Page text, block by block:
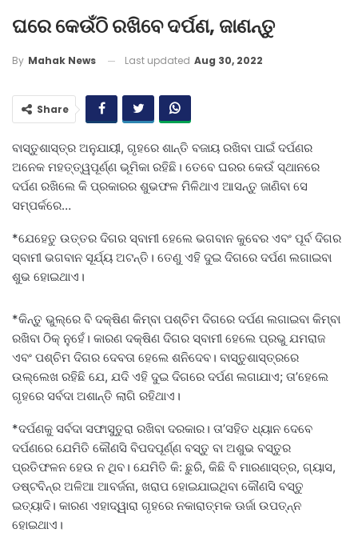
ଘରେ କେଉଁଠି ରଖିବେ ଦର୍ପଣ, ଜାଣନ୍ତୁ
By Mahak News Last updated Aug 30, 2022
Share
ବାସ୍ତୁଶାସ୍ତ୍ର ଅନୁଯାୟୀ, ଗୃହରେ ଶାନ୍ତି ବଜାୟ ରଖିବା ପାଇଁ ଦର୍ପଣର
ଅନେକ ମହତ୍ତ୍ୱପୂର୍ଣ୍ଣ ଭୂମିକା ରହିଛି। ତେବେ ଘରର କେଉଁ ସ୍ଥାନରେ
ଦର୍ପଣ ରଖିଲେ କି ପ୍ରକାରର ଶୁଭଫଳ ମିଳିଥାଏ ଆସନ୍ତୁ ଜାଣିବା ସେ
ସମ୍ପର୍କରେ…
*ଯେହେତୁ ଉତ୍ତର ଦିଗର ସ୍ବାମୀ ହେଲେ ଭଗବାନ କୁବେର ଏବଂ ପୂର୍ବ ଦିଗର
ସ୍ବାମୀ ଭଗବାନ ସୂର୍ଯ୍ୟ ଅଟନ୍ତି। ତେଣୁ ଏହି ଦୁଇ ଦିଗରେ ଦର୍ପଣ ଲଗାଇବା
ଶୁଭ ହୋଇଥାଏ।
*କିନ୍ତୁ ଭୁଲ୍‌ରେ ବି ଦକ୍ଷିଣ କିମ୍ବା ପଶ୍ଚିମ ଦିଗରେ ଦର୍ପଣ ଲଗାଇବା କିମ୍ବା
ରଖିବା ଠିକ୍‌ ନୁହେଁ। କାରଣ ଦକ୍ଷିଣ ଦିଗର ସ୍ବାମୀ ହେଲେ ପ୍ରଭୁ ଯମରାଜ
ଏବଂ ପଶ୍ଚିମ ଦିଗର ଦେବତା ହେଲେ ଶନିଦେବ। ବାସ୍ତୁଶାସ୍ତ୍ରରେ
ଉଲ୍ଲେଖ ରହିଛି ଯେ, ଯଦି ଏହି ଦୁଇ ଦିଗରେ ଦର୍ପଣ ଲଗାଯାଏ; ତା’ହେଲେ
ଗୃହରେ ସର୍ବଦା ଅଶାନ୍ତି ଲାଗି ରହିଥାଏ।
*ଦର୍ପଣକୁ ସର୍ବଦା ସଫାସୁତୁରା ରଖିବା ଦରକାର। ତା’ସହିତ ଧ୍ୟାନ ଦେବେ
ଦର୍ପଣରେ ଯେମିତି କୌଣସି ବିପଦପୂର୍ଣ୍ଣ ବସ୍ତୁ ବା ଅଶୁଭ ବସ୍ତୁର
ପ୍ରତିଫଳନ ହେଉ ନ ଥିବ। ଯେମିତି କି: ଛୁରି, କିଛି ବି ମାରଣାସ୍ତ୍ର, ଗ୍ୟାସ,
ଡଷ୍ଟବିନ୍‌ର ଅଳିଆ ଆବର୍ଜନା, ଖରାପ ହୋଇଯାଇଥିବା କୌଣସି ବସ୍ତୁ
ଇତ୍ୟାଦି। କାରଣ ଏହାଦ୍ୱାରା ଗୃହରେ ନକାରାତ୍ମକ ଊର୍ଜା ଉପତ୍ନ୍ନ
ହୋଇଥାଏ।